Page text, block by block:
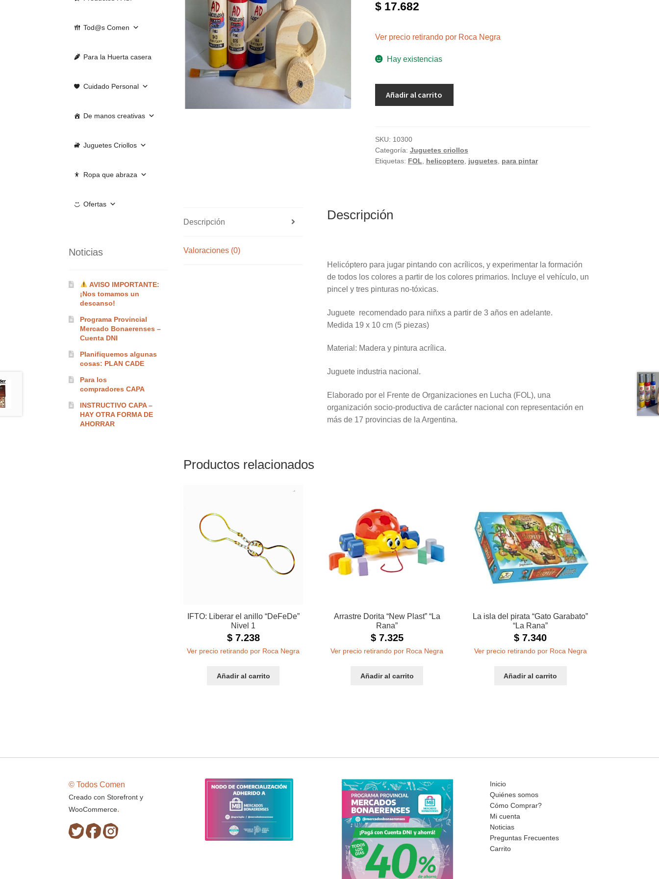
$17.682
Ver precio retirando por Roca Negra
Hay existencias
acrílicos
"FOL"
cantidad
Añadir al carrito
SKU: 10300
Categoría: Juguetes criollos
Etiquetas: FOL helicoptero juguetes para pintar
Descripción
Valoraciones (0)
Descripción
Helicóptero para jugar pintando con acrílicos, y experimentar la formación
de todos los colores a partir de los colores primarios. Incluye el vehículo, un
pincel y tres pinturas no-tóxicas.
Juguete recomendado para niñxs a partir de 3 años en adelante.
Medida 19 x 10 cm (5 piezas)
Material: Madera y pintura acrílica.
Juguete industria nacional.
Elaborado por el Frente de Organizaciones en Lucha (FOL), una
organización socio-productiva de carácter nacional con representación en
más de 17 provincias de la Argentina.
Productos relacionados
IFTO: Liberar el anillo “DeFeDe”
Nivel 1
$7.238
Ver precio retirando por Roca Negra
Añadir al carrito
Arrastre Dorita “New Plast” “La
Rana”
$7.325
Ver precio retirando por Roca Negra
Añadir al carrito
La isla del pirata “Gato Garabato”
“La Rana”
$ 7.340
Ver precio retirando por Roca Negra
Añadir al carrito
Tod@s Comen
Para la Huerta casera
Cuidado Personal
De manos creativas
Juguetes Criollos
Ropa que abraza
Ofertas
Noticias
AVISO IMPORTANTE:
¡Nos tomamos un
descanso!
Programa Provincial
Mercado Bonaerenses –
Cuenta DNI
Planifiquemos algunas
cosas: PLAN CADE
Para los
compradores CAPA
INSTRUCTIVO CAPA –
HAY OTRA FORMA DE
AHORRAR
© Todos Comen
Creado con Storefront y
WooCommerce.
Inicio
Quiénes somos
Cómo Comprar?
Mi cuenta
Noticias
Preguntas Frecuentes
Carrito